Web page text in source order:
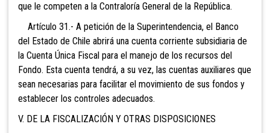
que le competen a la Contraloría General de la República.
Artículo 31.- A petición de la Superintendencia, el Banco
del Estado de Chile abrirá una cuenta corriente subsidiaria de
la Cuenta Única Fiscal para el manejo de los recursos del
Fondo. Esta cuenta tendrá, a su vez, las cuentas auxiliares que
sean necesarias para facilitar el movimiento de sus fondos y
establecer los controles adecuados.
V. DE LA FISCALIZACIÓN Y OTRAS DISPOSICIONES